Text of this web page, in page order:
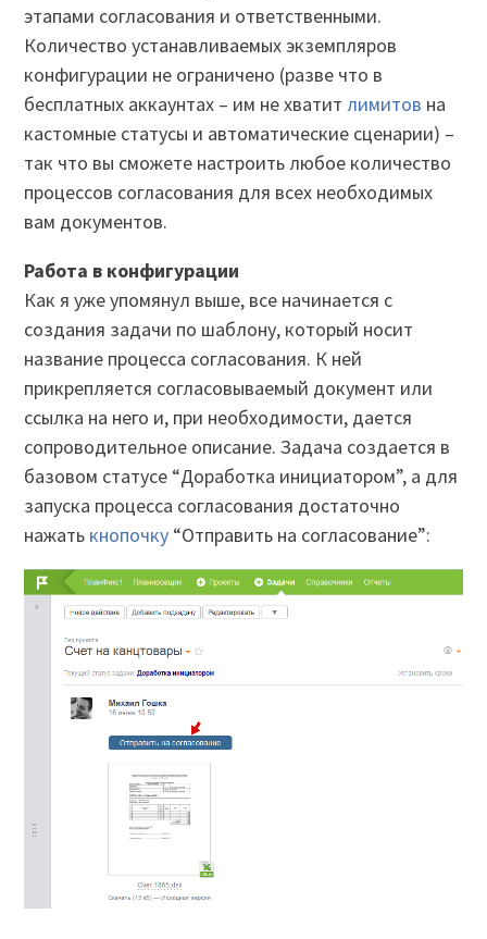
этапами согласования и ответственными.
Количество устанавливаемых экземпляров
конфигурации не ограничено (разве что в
бесплатных аккаунтах – им не хватитлимитов на
кастомные статусы и автоматические сценарии) –
так что вы сможете настроить любое количество
процессов согласования для всех необходимых
вам документов.
Работа в конфигурации
Как я уже упомянул выше, все начинается с
создания задачи по шаблону, который носит
название процесса согласования. К ней
прикрепляется согласовываемый документ или
ссылка на него и, при необходимости, дается
сопроводительное описание. Задача создается в
базовом статусе “Доработка инициатором”, а для
запуска процесса согласования достаточно
нажать кнопочку “Отправить на согласование”: